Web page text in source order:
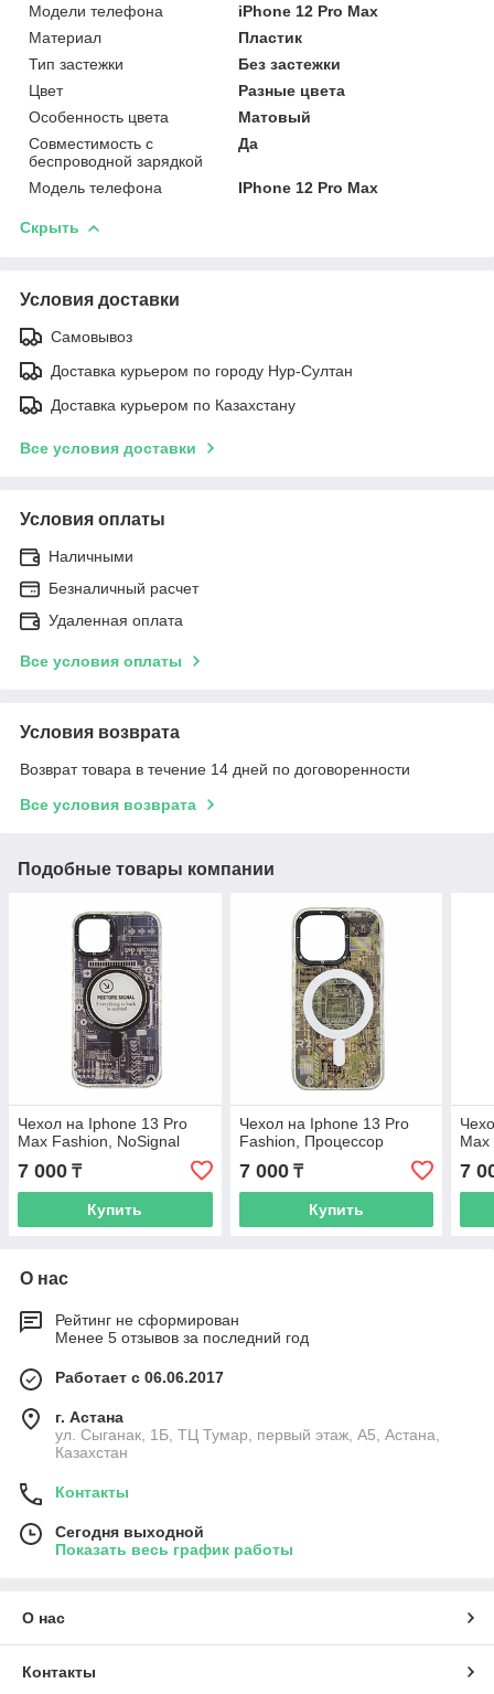
Модели телефона
iPhone 12 Pro Max
Материал
Пластик
Тип застежки
Без застежки
Цвет
Разные цвета
Особенность цвета
Матовый
Совместимость с
беспроводной зарядкой
Да
Модель телефона IPhone 12 Pro Max
Скрыть
Условия доставки
Самовывоз
Доставка курьером по городу Нур-Султан
Доставка курьером по Казахстану
Все условия доставки
Условия оплаты
Наличными
Безналичный расчет
Удаленная оплата
Все условия оплаты
Условия возврата
Возврат товара в течение 14 дней по договоренности
Все условия возврата
Подобные товары компании
Чехол на Iphone 13 Pro
Max Fashion, NoSignal
7 000 ₸
Купить
Чехол на Iphone 13 Pro
Fashion, Процессор
7 000₸
Купить
Max
7
О нас
Рейтинг не сформирован
Менее 5 отзывов за последний год
Работает с 06.06.2017
г. Астана
ул. Сыганак, 1Б, ТЦ Тумар, первый этаж, А5, Астана,
Казахстан
Контакты
Сегодня выходной
Показать весь график работы
О нас
Контакты